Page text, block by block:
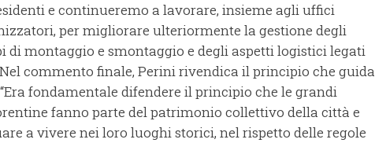
e continueremo a lavorare, insieme agli uffici
per migliorare ulteriormente la gestione degli
di montaggio e smontaggio e degli aspetti logistici legati
commento finale, Perini rivendica il principio che guida
fondamentale difendere il principio che le grandi
fanno parte del patrimonio collettivo della città e
a vivere nei loro luoghi storici, nel rispetto delle regole